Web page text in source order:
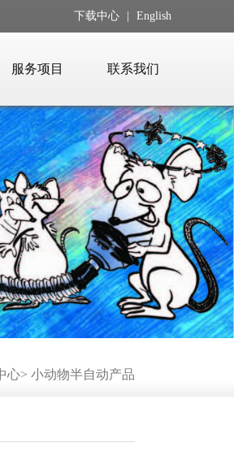
下载中心 English
服务项目 联系我们
心> 小动物半自动产品